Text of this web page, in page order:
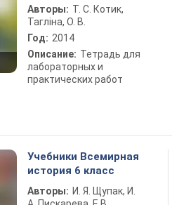
Авторы: Т. С. Котик,
Тагліна, О. В.
Год: 2014
Описание: Тетрадь для
лабораторных и
практических работ
Учебники Всемирная
история 6 класс
Авторы: И. Я. Щупак, И.